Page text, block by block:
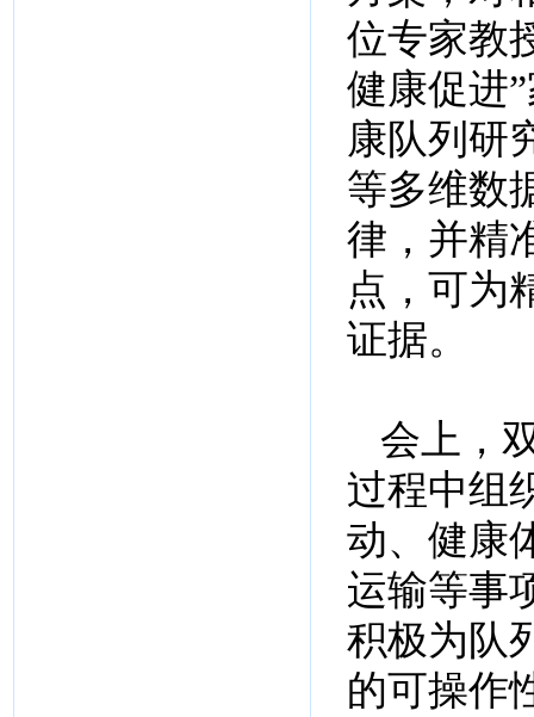
位专家教
健康促进
康队列研
等多维数
律，并精
点，可为
证据。
会上，
过程中组
动、健康
运输等事
积极为队
的可操作